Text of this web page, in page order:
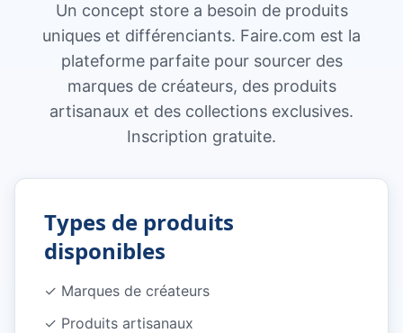
Un concept store a besoin de produits
uniques et différenciants. Faire.com est la
plateforme parfaite pour sourcer des
marques de créateurs, des produits
artisanaux et des collections exclusives.
Inscription gratuite.
Types de produits
disponibles
✓ Marques de créateurs
✓ Produits artisanaux